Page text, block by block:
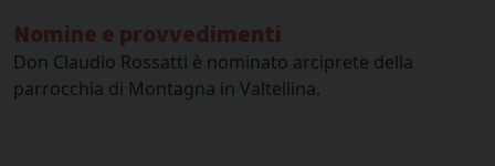
Nomine e provvedimenti
Don Claudio Rossatti è nominato arciprete della
parrocchia di Montagna in Valtellina.